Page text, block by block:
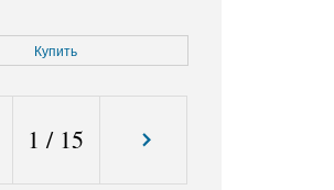
jpg
Купить
1 / 15